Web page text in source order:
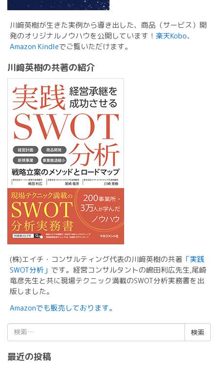
川﨑英樹が生きた実例から導き出した、商品（サービス）開
発のオリジナルノウハウを公開しています！ 楽天Kobo、
Amazon Kindleでご覧いただけます。
川﨑英樹の共著の紹介
(株)エイチ・コンサルティング代表の川﨑英樹の共著 「実践
SWOT分析」 です。経営コンサルタントの嶋田利広先生,尾崎
竜彦先生と共に現場テクニック満載のSWOT分析実務書を出
版しました。
Amazonでも販売しております。
検
索:
最近の投稿